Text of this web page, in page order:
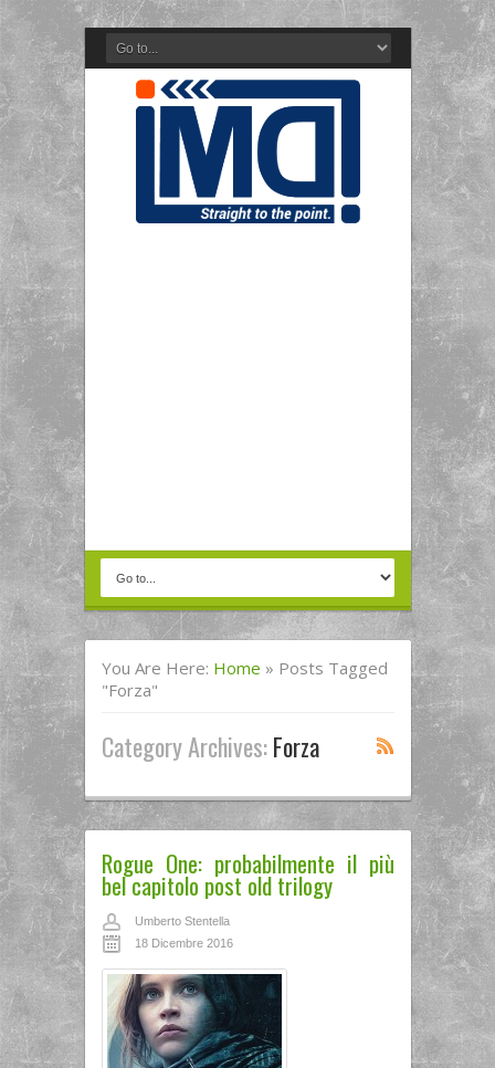
You Are Here: Home » Posts Tagged
"forza"
Category Archives:Forza
Rogue One: probabilmente il più
bel capitolo post old trilogy
Umberto Stentella
18 Dicembre 2016